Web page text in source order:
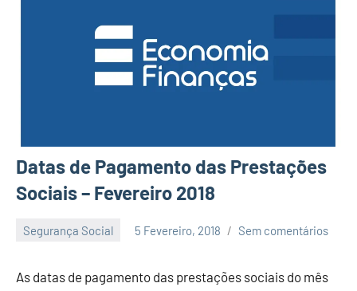
Datas de Pagamento das Prestações
Sociais – Fevereiro 2018
Segurança Social 5 Fevereiro, 2018
Economia
Finanças
Sem comentários
As datas de pagamento das prestações sociais do mês